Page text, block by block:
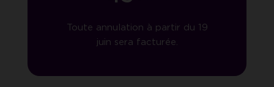
Toute annulation à partir du 19
juin sera facturée.